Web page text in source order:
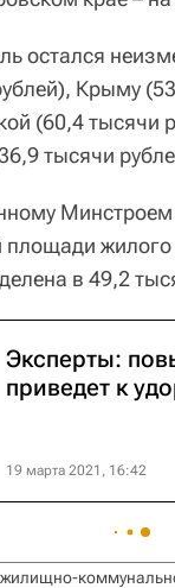
остался
Крыму
(60,4 тысячи
тысячи
площади
в 49,2
Эксперты:
приведет к
19 марта 2021, 16:42
жилищно-